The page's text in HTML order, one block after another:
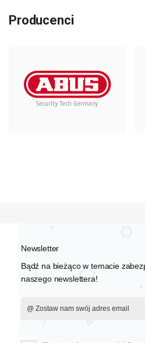
Producenci
Newsletter
Bądź na bieżąco w temacie
naszego newslettera!